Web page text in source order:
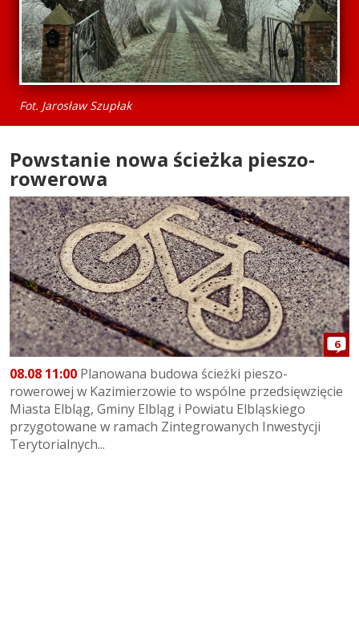
Fot. Jarosław Szupłak
Powstanie nowa ścieżka pieszo-
rowerowa
6
08.08 11:00 Planowana budowa ścieżki pieszo-
rowerowej w Kazimierzowie to wspólne przedsięwzięcie
Miasta Elbląg, Gminy Elbląg i Powiatu Elbląskiego
przygotowane w ramach Zintegrowanych Inwestycji
Terytorialnych...